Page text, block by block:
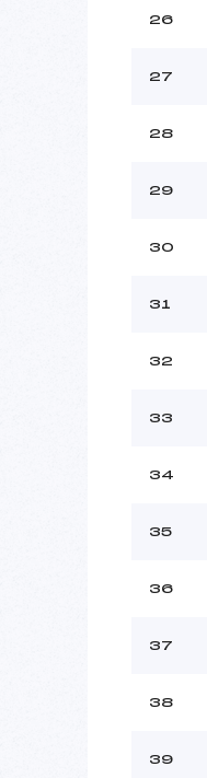
26
27
28
29
30
31
32
33
34
35
36
37
38
39